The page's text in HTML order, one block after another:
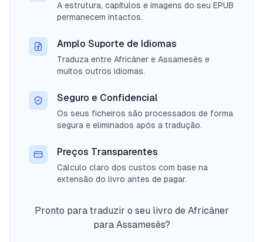
A estrutura, capítulos e imagens do seu EPUB
permanecem intactos.
Amplo Suporte de Idiomas
Traduza entre Africâner e Assamesês e
muitos outros idiomas.
Seguro e Confidencial
Os seus ficheiros são processados de forma
segura e eliminados após a tradução.
Preços Transparentes
Cálculo claro dos custos com base na
extensão do livro antes de pagar.
Pronto para traduzir o seu livro de Africâner
para Assamesês?